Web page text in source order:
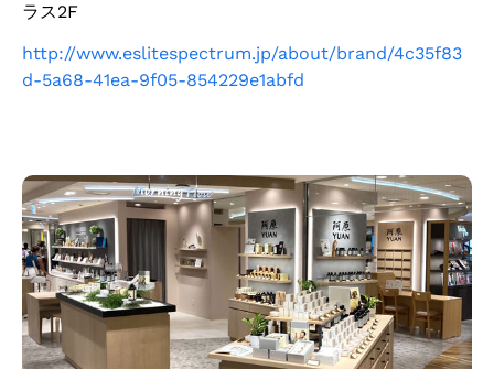
ラス2F
http://www.eslitespectrum.jp/about/brand/4c35f83
d-5a68-41ea-9f05-854229e1abfd